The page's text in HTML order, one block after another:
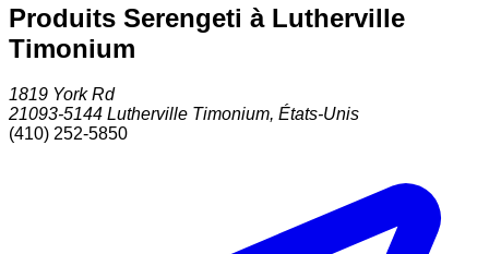
Produits Serengeti à Lutherville
Timonium
1819 York Rd
21093-5144 Lutherville Timonium, États-Unis
(410) 252-5850